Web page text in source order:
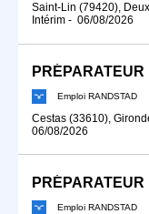
Saint-Lin (79420),
Intérim - 06/08/2026
Emploi RANDSTAD
Cestas (33610),
06/08/2026
Emploi RANDSTAD